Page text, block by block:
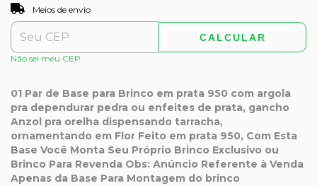
Entregas para o CEP:
Meios de envio
CALCULAR
Não sei meu CEP
01 Par de Base para Brinco em prata 950 com argola
pra dependurar pedra ou enfeites de prata, gancho
Anzol pra orelha dispensando tarracha,
ornamentando em Flor Feito em prata 950, Com Esta
Base Você Monta Seu Próprio Brinco Exclusivo ou
Brinco Para Revenda Obs: Anúncio Referente à Venda
Apenas da Base Para Montagem do brinco